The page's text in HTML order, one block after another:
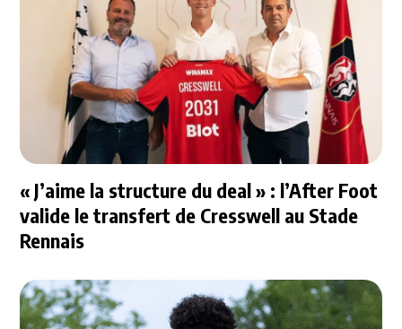
« J’aime la structure du deal » : l’After Foot
valide le transfert de Cresswell au Stade
Rennais